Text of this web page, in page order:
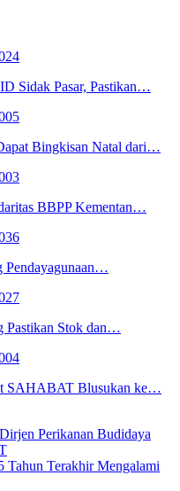
Sidak Pasar, Pastikan…
Bingkisan Natal dari…
BBPP Kementan…
Pendayagunaan…
Pastikan Stok dan…
SAHABAT Blusukan ke…
Perikanan Budidaya
Terakhir Mengalami